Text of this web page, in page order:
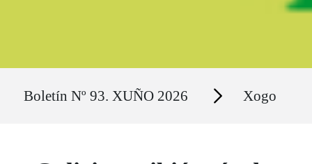
Boletín Nº 93. XUÑO 2026 Secciones Xogo